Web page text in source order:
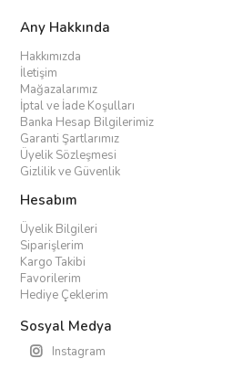
Any Hakkında
Hakkımızda
İletişim
Mağazalarımız
İptal ve İade Koşulları
Banka Hesap Bilgilerimiz
Garanti Şartlarımız
Üyelik Sözleşmesi
Gizlilik ve Güvenlik
Hesabım
Üyelik Bilgileri
Siparişlerim
Kargo Takibi
Favorilerim
Hediye Çeklerim
Sosyal Medya
Instagram